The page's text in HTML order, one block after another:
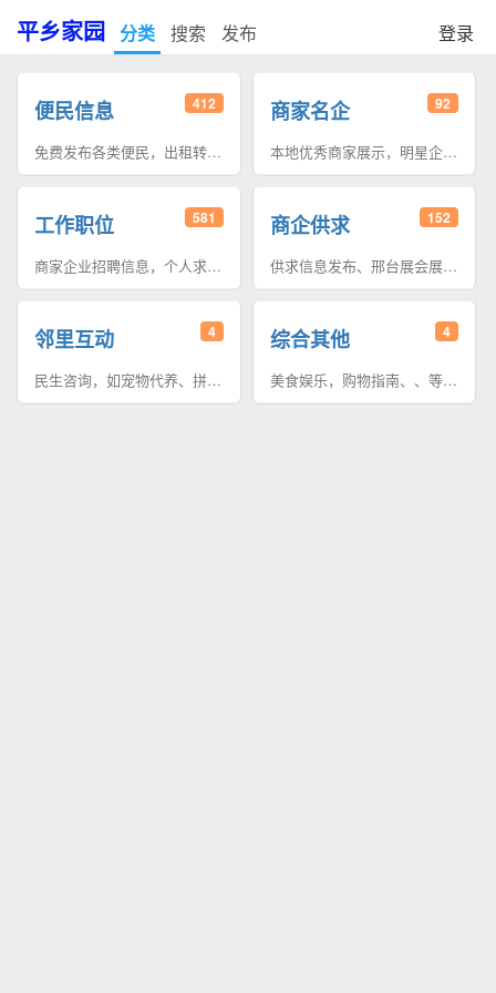
平乡家园 分类 搜索 发布 登录
便民信息 412
免费发布各类便民，出租转让、促销打折，，新店开业促销活动等等！
商家名企 92
本地优秀商家展示，明星企业展示，好评五星级单位展示，欢迎发布。
工作职位 581
商家企业招聘信息，个人求职信息，与工作相关的内容免费发， 找工作就来邢台广告网。
商企供求 152
供求信息发布、邢台展会展位合租转让，车间租售求购，本市聚焦等等。。。
邻里互动 4
民生咨询，如宠物代养、拼车、哪儿有促销、店铺评价、、、
综合其他 4
美食娱乐，购物指南、、等等其他内容、、、